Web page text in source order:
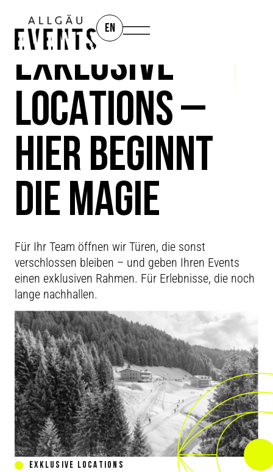
EN
EXKLUSIVE
LOCATIONS –
HIER BEGINNT
DIE MAGIE
WOW-FAKTOR
Für Ihr Team öffnen wir Türen, die sonst
verschlossen bleiben – und geben Ihren Events
einen exklusiven Rahmen. Für Erleb­nisse, die noch
lange nachhallen.
EXKLUSIVE LOCATIONS